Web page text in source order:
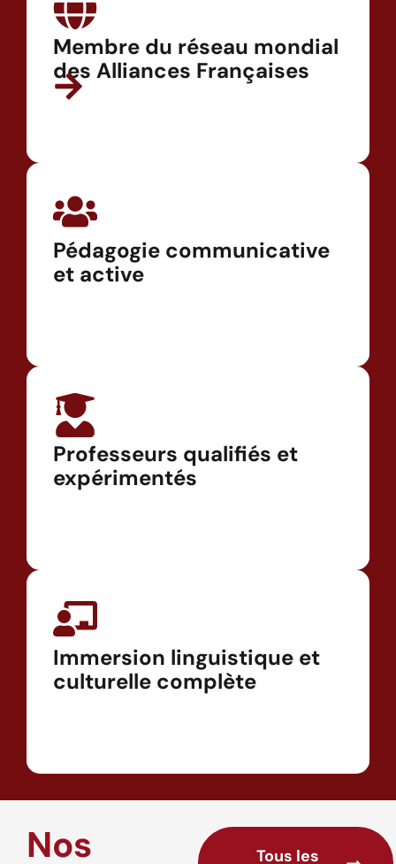
Membre du réseau mondial
des Alliances Françaises
Pédagogie communicative
et active
Professeurs qualifiés et
expérimentés
Immersion linguistique et
culturelle complète
Nos Tous les